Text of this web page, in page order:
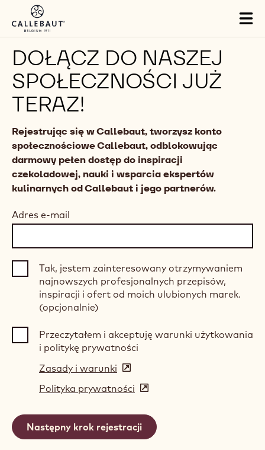
Skip to main content
DOŁĄCZ DO NASZEJ
SPOŁECZNOŚCI JUŻ
TERAZ!
Rejestrując się w Callebaut, tworzysz konto
społecznościowe Callebaut, odblokowując
darmowy pełen dostęp do inspiracji
czekoladowej, nauki i wsparcia ekspertów
kulinarnych od Callebaut i jego partnerów.
Adres e-mail
Tak, jestem zainteresowany otrzymywaniem
najnowszych profesjonalnych przepisów,
inspiracji i ofert od moich ulubionych marek.
(opcjonalnie)
Przeczytałem i akceptuję warunki użytkowania
i politykę prywatności
Zasady i warunki (opens
a
window)
Polityka prywatności (opens
a
new